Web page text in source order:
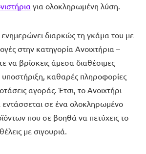
για ολοκληρωμένη λύση.
διαρκώς τη γκάμα του με
στην κατηγορία Ανοιχτήρια –
να βρίσκεις άμεσα διαθέσιμες
υποστήριξη, καθαρές πληροφορίες
αγοράς. Έτσι, το Ανοιχτήρι
σε ένα ολοκληρωμένο
που σε βοηθά να πετύχεις το
με σιγουριά.